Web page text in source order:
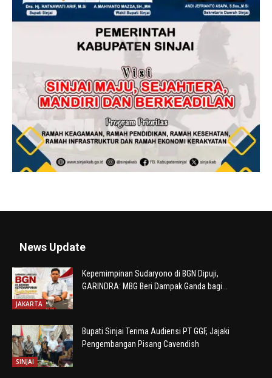
News Update
JAKARTA
Kepemimpinan Sudaryono di BGN Dipuji,
GARINDRA: MBG Beri Dampak Ganda bagi...
SINJAI
Bupati Sinjai Terima Audiensi PT GGF, Jajaki
Pengembangan Pisang Cavendish